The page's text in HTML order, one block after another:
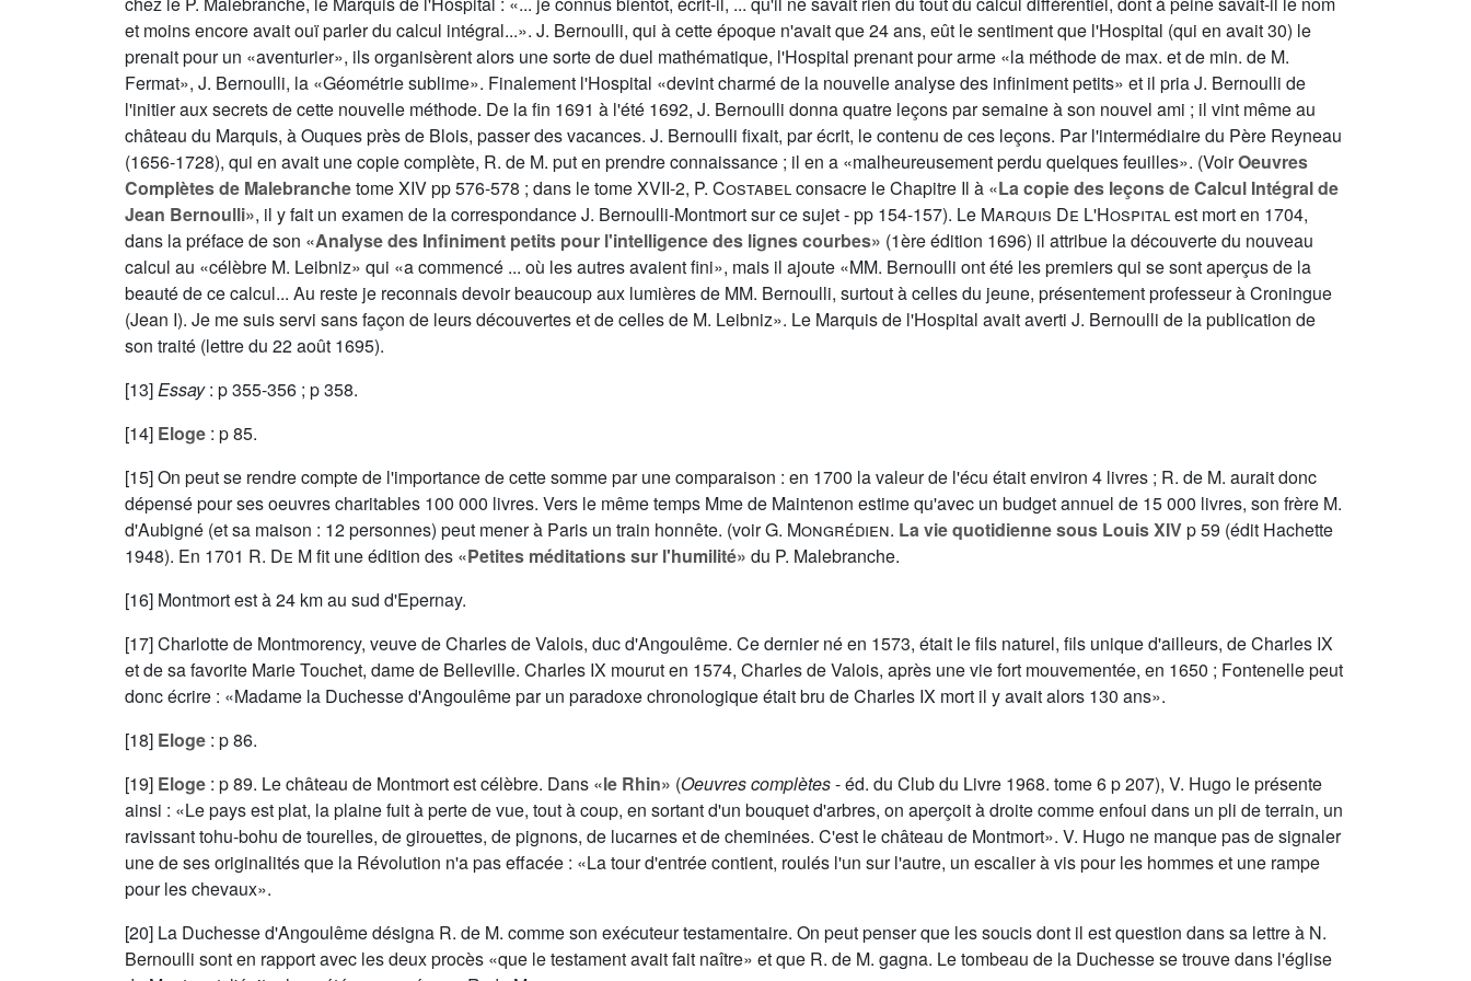
et moins encore avait ouï parler du calcul intégral...». J. Bernoulli, qui à cette époque n'avait que 24 ans, eût le sentiment que l'Hospital (qui en avait 30) le
prenait pour un «aventurier», ils organisèrent alors une sorte de duel mathématique, l'Hospital prenant pour arme «la méthode de max. et de min. de M.
Fermat», J. Bernoulli, la «Géométrie sublime». Finalement l'Hospital «devint charmé de la nouvelle analyse des infiniment petits» et il pria J. Bernoulli de
l'initier aux secrets de cette nouvelle méthode. De la fin 1691 à l'été 1692, J. Bernoulli donna quatre leçons par semaine à son nouvel ami ; il vint même au
château du Marquis, à Ouques près de Blois, passer des vacances. J. Bernoulli fixait, par écrit, le contenu de ces leçons. Par l'intermédiaire du Père Reyneau
(1656-1728), qui en avait une copie complète, R. de M. put en prendre connaissance ; il en a «malheureusement perdu quelques feuilles». (VoirOeuvres
Complètes de MalebranchetomeXIVpp 576-578 ; dans le tomeXVII-2, P. Costabelconsacre le Chapitre Il à «La copie des leçons de Calcul Intégral de
Jean Bernoulli», il y fait un examen de la correspondance J. Bernoulli-Montmort sur ce sujet - pp 154-157). Le Marquis De L'Hospitalest mort en 1704,
dans la préface de son «Analyse des Infiniment petits pour l'intelligence des lignes courbes» (1ère édition 1696) il attribue la découverte du nouveau
calcul au «célèbre M. Leibniz» qui «a commencé ... où les autres avaient fini», mais il ajoute «MM. Bernoulli ont été les premiers qui se sont aperçus de la
beauté de ce calcul... Au reste je reconnais devoir beaucoup aux lumières de MM. Bernoulli, surtout à celles du jeune, présentement professeur à Croningue
(Jean I). Je me suis servi sans façon de leurs découvertes et de celles de M. Leibniz». Le Marquis de l'Hospital avait averti J. Bernoulli de la publication de
son traité (lettre du 22 août 1695).
[13]Essay: p 355-356 ; p 358.
[14] Eloge : p 85.
[15] On peut se rendre compte de l'importance de cette somme par une comparaison : en 1700 la valeur de l'écu était environ 4 livres ; R. de M. aurait donc
dépensé pour ses oeuvres charitables 100 000 livres. Vers le même temps Mme de Maintenon estime qu'avec un budget annuel de 15 000 livres, son frère M.
d'Aubigné (et sa maison : 12 personnes) peut mener à Paris un train honnête. (voirG. Mongrédien. La vie quotidienne sous Louis XIVp 59 (édit Hachette
1948). En 1701 R. De Mfit une édition des «Petites méditations sur l'humilité» du P. Malebranche.
[16] Montmort est à 24 km au sud d'Epernay.
[17] Charlotte de Montmorency, veuve de Charles de Valois, duc d'Angoulême. Ce dernier né en 1573, était le fils naturel, fils unique d'ailleurs, de Charles IX
et de sa favorite Marie Touchet, dame de Belleville. Charles IX mourut en 1574, Charles de Valois, après une vie fort mouvementée, en 1650 ; Fontenelle peut
donc écrire : «Madame la Duchesse d'Angoulême par un paradoxe chronologique était bru de Charles IX mort il y avait alors 130 ans».
[18] Eloge : p 86.
[19] Eloge : p 89. Le château de Montmort est célèbre. Dans «le Rhin» (Oeuvres complètes- éd. du Club du Livre 1968. tome6p 207), V. Hugo le présente
ainsi : «Le pays est plat, la plaine fuit à perte de vue, tout à coup, en sortant d'un bouquet d'arbres, on aperçoit à droite comme enfoui dans un pli de terrain, un
ravissant tohu-bohu de tourelles, de girouettes, de pignons, de lucarnes et de cheminées. C'est le château de Montmort». V. Hugo ne manque pas de signaler
une de ses originalités que la Révolution n'a pas effacée : «La tour d'entrée contient, roulés l'un sur l'autre, un escalier à vis pour les hommes et une rampe
pour les chevaux».
[20] La Duchesse d'Angoulême désigna R. de M. comme son exécuteur testamentaire. On peut penser que les soucis dont il est question dans sa lettre à N.
Bernoulli sont en rapport avec les deux procès «que le testament avait fait naître» et que R. de M. gagna. Le tombeau de la Duchesse se trouve dans l'église